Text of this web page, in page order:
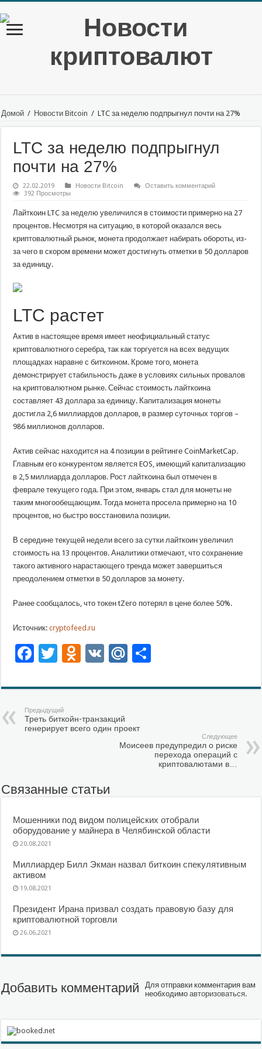
Домой / Новости Bitcoin / LTC за неделю подпрыгнул почти на 27%
LTC за неделю подпрыгнул
почти на 27%
22.02.2019 Новости Bitcoin
Оставить комментарий
392 Просмотры
Лайткоин LTC за неделю увеличился в стоимости примерно на 27
процентов. Несмотря на ситуацию, в которой оказался весь
криптовалютный рынок, монета продолжает набирать обороты, из-
за чего в скором времени может достигнуть отметки в 50 долларов
за единицу.
LTC растет
Актив в настоящее время имеет неофициальный статус
криптовалютного серебра, так как торгуется на всех ведущих
площадках наравне с биткоином. Кроме того, монета
демонстрирует стабильность даже в условиях сильных провалов
на криптовалютном рынке. Сейчас стоимость лайткоина
составляет 43 доллара за единицу. Капитализация монеты
достигла 2,6 миллиардов долларов, в размер суточных торгов –
986 миллионов долларов.
Актив сейчас находится на 4 позиции в рейтинге CoinMarketCap.
Главным его конкурентом является EOS, имеющий капитализацию
в 2,5 миллиарда долларов. Рост лайткоина был отмечен в
феврале текущего года. При этом, январь стал для монеты не
таким многообещающим. Тогда монета просела примерно на 10
процентов, но быстро восстановила позиции.
В середине текущей недели всего за сутки лайткоин увеличил
стоимость на 13 процентов. Аналитики отмечают, что сохранение
такого активного нарастающего тренда может завершиться
преодолением отметки в 50 долларов за монету.
Ранее сообщалось, что токен tZero потерял в цене более 50%.
Источник: cryptofeed.ru
Facebook
Twitter
Odnoklassniki
VK Mail.Ru
Предыдущий
Треть биткойн-транзакций
генерирует всего один проект
Следующее
Моисеев предупредил о риске
перехода операций с
криптовалютами в…
Связанные статьи
Мошенники под видом полицейских отобрали
оборудование у майнера в Челябинской области
20.08.2021
Миллиардер Билл Экман назвал биткоин спекулятивным
активом
19.08.2021
Президент Ирана призвал создать правовую базу для
криптовалютной торговли
26.06.2021
Добавить комментарий
Для отправки комментария вам
необходимоавторизоваться.